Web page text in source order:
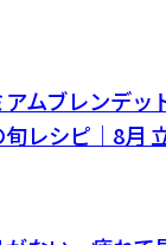
ムブレンデッ
レシピ｜8月